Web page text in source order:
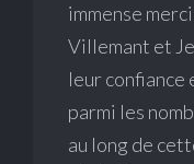
immense
Villemant et
leur
parmi les
au long de